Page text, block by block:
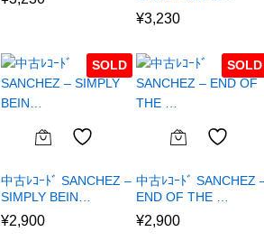
¥3,230
SOLD
中古ﾚｺｰﾄﾞ SANCHEZ –
SIMPLY BEIN…
¥2,900
SOLD
中古ﾚｺｰﾄﾞ SANCHEZ
END OF THE …
¥2,900